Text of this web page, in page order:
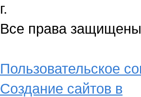
г.
Все права
Пользовательское
Создание сайтов в